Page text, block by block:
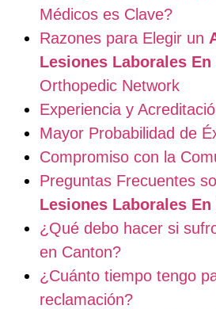
Médicos es Clave?
Razones para Elegir un
Lesiones Laborales En
Orthopedic Network
Experiencia y
Mayor Probabilidad de
Compromiso con la
Preguntas Frecuentes
Lesiones Laborales En
¿Qué debo hacer si
en Canton?
¿Cuánto tiempo tengo
reclamación?